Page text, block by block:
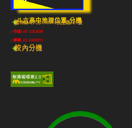
斗六高中地理位置-分機
雲林縣斗六市640010民生路224號
(市話) 05-5322039
(傳真) 05-5348213
校內分機